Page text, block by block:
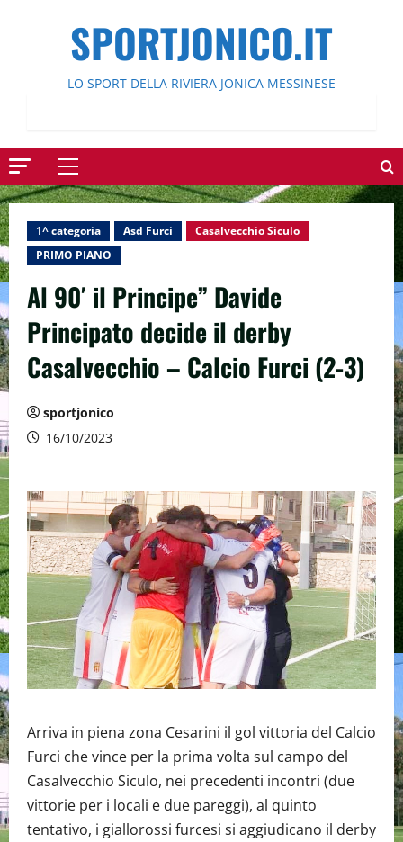
SPORTJONICO.IT
LO SPORT DELLA RIVIERA JONICA MESSINESE
Menu
principale
1^ categoria Asd Furci
Casalvecchio Siculo
PRIMO PIANO
Al 90′ il Principe” Davide
Principato decide il derby
Casalvecchio – Calcio Furci (2-3)
sportjonico
16/10/2023
Arriva in piena zona Cesarini il gol vittoria del Calcio
Furci che vince per la prima volta sul campo del
Casalvecchio Siculo, nei precedenti incontri (due
vittorie per i locali e due pareggi), al quinto
tentativo, i giallorossi furcesi si aggiudicano il derby